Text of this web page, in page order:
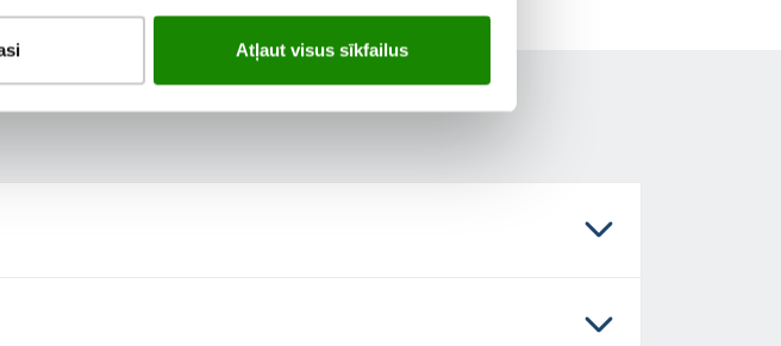
Atļaut visus sīkfailus